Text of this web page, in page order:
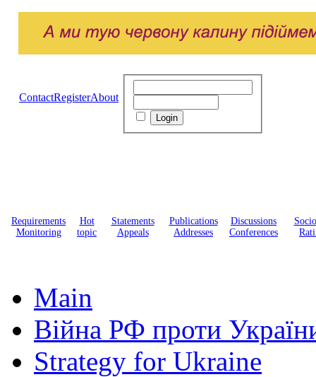
ContactRegisterAbout
Requirements
Monitoring
Hot
topic
Statements
Appeals
Publications
Addresses
Discussions
Conferences
Main
Війна РФ проти
Strategy for Ukraine